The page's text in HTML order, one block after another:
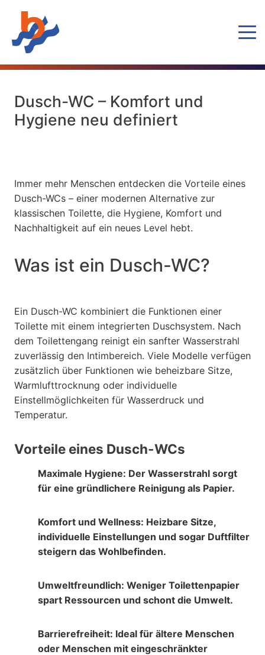
Dusch-WC – Komfort und
Hygiene neu definiert
Immer mehr Menschen entdecken die Vorteile eines
Dusch-WCs – einer modernen Alternative zur
klassischen Toilette, die Hygiene, Komfort und
Nachhaltigkeit auf ein neues Level hebt.
Was ist ein Dusch-WC?
Ein Dusch-WC kombiniert die Funktionen einer
Toilette mit einem integrierten Duschsystem. Nach
dem Toilettengang reinigt ein sanfter Wasserstrahl
zuverlässig den Intimbereich. Viele Modelle verfügen
zusätzlich über Funktionen wie beheizbare Sitze,
Warmlufttrocknung oder individuelle
Einstellmöglichkeiten für Wasserdruck und
Temperatur.
Vorteile eines Dusch-WCs
Maximale Hygiene: Der Wasserstrahl sorgt
für eine gründlichere Reinigung als Papier.
Komfort und Wellness: Heizbare Sitze,
individuelle Einstellungen und sogar Duftfilter
steigern das Wohlbefinden.
Umweltfreundlich: Weniger Toilettenpapier
spart Ressourcen und schont die Umwelt.
Barrierefreiheit: Ideal für ältere Menschen
oder Menschen mit eingeschränkter